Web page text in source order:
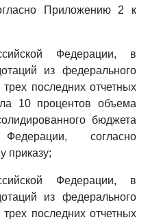
Приложению 2 к
Федерации, в
из федерального
последних отчетных
10 процентов объема
бюджета
согласно
приказу;
Федерации, в
из федерального
последних отчетных